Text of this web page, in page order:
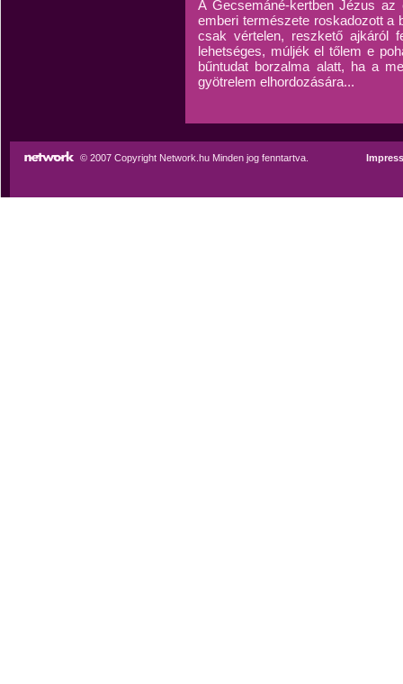
A Gecsemáné-kertben Jézus
emberi természete roskadozott a
csak vértelen, reszkető ajkáról
lehetséges, múljék el tőlem e
bűntudat borzalma alatt, ha a
gyötrelem elhordozására...
© 2007 Copyright Network.hu Minden jog fenntartva.